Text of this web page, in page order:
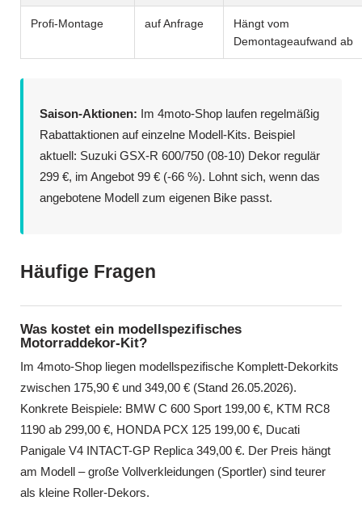
Profi-Montage auf Anfrage
Hängt vom
Demontageaufwand ab
Saison-Aktionen: Im 4moto-Shop laufen regelmäßig
Rabattaktionen auf einzelne Modell-Kits. Beispiel
aktuell: Suzuki GSX-R 600/750 (08-10) Dekor regulär
299 €, im Angebot 99 € (-66 %). Lohnt sich, wenn das
angebotene Modell zum eigenen Bike passt.
Häufige Fragen
Was kostet ein modellspezifisches
Motorraddekor-Kit?
Im 4moto-Shop liegen modellspezifische Komplett-Dekorkits
zwischen 175,90 € und 349,00 € (Stand 26.05.2026).
Konkrete Beispiele: BMW C 600 Sport 199,00 €, KTM RC8
1190 ab 299,00 €, HONDA PCX 125 199,00 €, Ducati
Panigale V4 INTACT-GP Replica 349,00 €. Der Preis hängt
am Modell – große Vollverkleidungen (Sportler) sind teurer
als kleine Roller-Dekors.